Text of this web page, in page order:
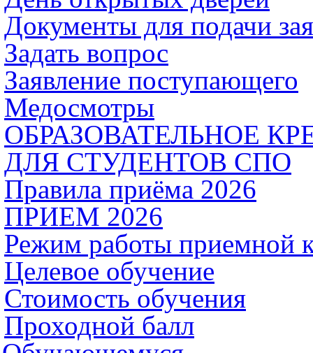
Документы для подачи
Задать вопрос
Заявление поступающего
Медосмотры
ОБРАЗОВАТЕЛЬНОЕ
ДЛЯ СТУДЕНТОВ СПО
Правила приёма 2026
ПРИЕМ 2026
Режим работы приемной
Целевое обучение
Стоимость обучения
Проходной балл